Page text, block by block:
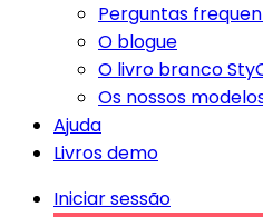
Perguntas
O blogue
O livro branco
Os nossos
Ajuda
Livros demo
Iniciar sessão